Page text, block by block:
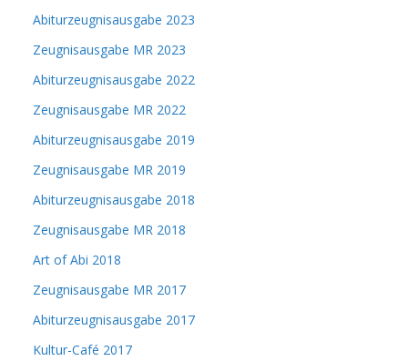
Abiturzeugnisausgabe 2023
Zeugnisausgabe MR 2023
Abiturzeugnisausgabe 2022
Zeugnisausgabe MR 2022
Abiturzeugnisausgabe 2019
Zeugnisausgabe MR 2019
Abiturzeugnisausgabe 2018
Zeugnisausgabe MR 2018
Art of Abi 2018
Zeugnisausgabe MR 2017
Abiturzeugnisausgabe 2017
Kultur-Café 2017